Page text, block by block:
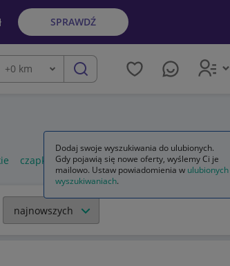
SPRAWDŹ
frazę
Odległość
+0 km szukaj
czapka zimowa damska
Dodaj swoje wyszukiwania do ulubionych.
Gdy pojawią się nowe oferty, wyślemy Ci je
mailowo. Ustaw powiadomienia w ulubionych
wyszukiwaniach.